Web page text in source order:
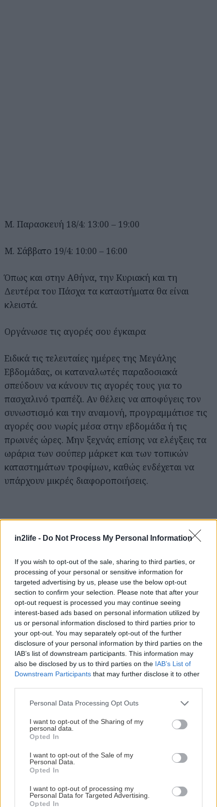
in2life - Do Not Process My Personal Information
If you wish to opt-out of the sale, sharing to third parties, or
processing of your personal or sensitive information for
targeted advertising by us, please use the below opt-out
section to confirm your selection. Please note that after your
opt-out request is processed you may continue seeing
interest-based ads based on personal information utilized by
us or personal information disclosed to third parties prior to
your opt-out. You may separately opt-out of the further
disclosure of your personal information by third parties on the
IAB’s list of downstream participants. This information may
also be disclosed by us to third parties on the IAB’s List of
Downstream Participants that may further disclose it to other
Please note that this website/app uses one or more Google
not limited to your visit or usage behaviour. You may click to
grant or deny consent to Google and its third-party tags to
use your data for below specified purposes in below Google
consent section.
Personal Data Processing Opt Outs
I want to opt-out of the Sharing of my
personal data.
Opted In
I want to opt-out of the Sale of my
Personal Data.
Opted In
I want to opt-out of processing my
Personal Data for Targeted Advertising.
Opted In
Μ. Παρασκευή 18/4: 13:00 – 19:00
Μ. Σάββατο 19/4: 10:00 – 16:00
Όπως και στην Αθήνα, την Κυριακή και τη
Δευτέρα του Πάσχα τα καταστήματα θα είναι
κλειστά.
Οργάνωσε τις αγορές σου έγκαιρα
Ειδικά τις τελευταίες ημέρες της Μεγάλης
Εβδομάδας, οι καταναλωτές παραδοσιακά
σπεύδουν να κάνουν τις αγορές τους για το
πασχαλινό τραπέζι. Αν θέλεις να αποφύγεις τον
συνωστισμό και την αναμονή, προγραμμάτισε τις
αγορές σου νωρίς μέσα στην εβδομάδα ή τις
πρωινές ώρες. Μην ξεχνάς επίσης να ελέγξεις τα
ωράρια των σούπερ μάρκετ και των τοπικών
καταστημάτων τροφίμων, καθώς ενδέχεται να
υπάρχουν μικρές διαφοροποιήσεις.
Αναζήτηση